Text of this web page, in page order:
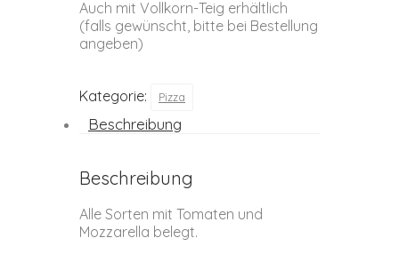
Auch mit Vollkorn-Teig erhältlich
(falls gewünscht, bitte bei Bestellung
angeben)
Kategorie: Pizza
Beschreibung
Beschreibung
Alle Sorten mit Tomaten und
Mozzarella belegt.